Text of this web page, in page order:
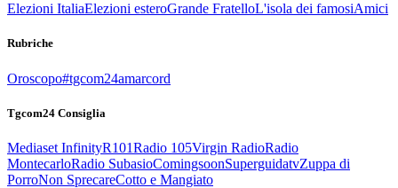
Elezioni ItaliaElezioni esteroGrande FratelloL'isola dei famosiAmici
Rubriche
Oroscopo#tgcom24amarcord
Tgcom24 Consiglia
Mediaset InfinityR101Radio 105Virgin RadioRadio
MontecarloRadio SubasioComingsoonSuperguidatvZuppa di
PorroNon SprecareCotto e Mangiato